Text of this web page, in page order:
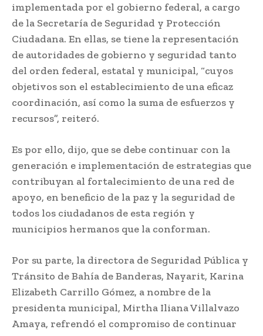
implementada por el gobierno federal, a cargo
de la Secretaría de Seguridad y Protección
Ciudadana. En ellas, se tiene la representación
de autoridades de gobierno y seguridad tanto
del orden federal, estatal y municipal, “cuyos
objetivos son el establecimiento de una eficaz
coordinación, así como la suma de esfuerzos y
recursos”, reiteró.
Es por ello, dijo, que se debe continuar con la
generación e implementación de estrategias que
contribuyan al fortalecimiento de una red de
apoyo, en beneficio de la paz y la seguridad de
todos los ciudadanos de esta región y
municipios hermanos que la conforman.
Por su parte, la directora de Seguridad Pública y
Tránsito de Bahía de Banderas, Nayarit, Karina
Elizabeth Carrillo Gómez, a nombre de la
presidenta municipal, Mirtha Iliana Villalvazo
Amaya, refrendó el compromiso de continuar